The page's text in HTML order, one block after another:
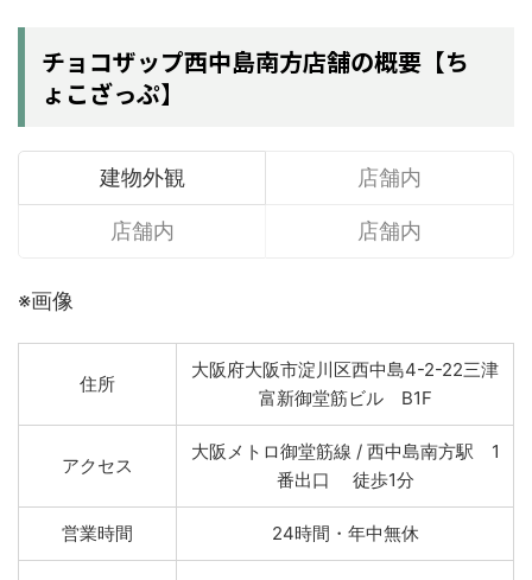
チョコザップ西中島南方店舗の概要【ち
ょこざっぷ】
建物外観 店舗内
店舗内 店舗内
※画像
住所
大阪府大阪市淀川区西中島4-2-22三津
富新御堂筋ビル B1F
アクセス
大阪メトロ御堂筋線 / 西中島南方駅 1
番出口 徒歩1分
営業時間 24時間・年中無休